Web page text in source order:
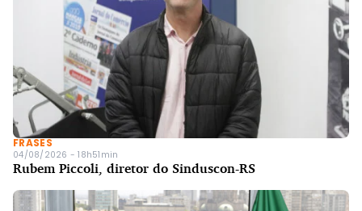
FRASES
04/08/2026 - 18h51min
Rubem Piccoli, diretor do Sinduscon-RS